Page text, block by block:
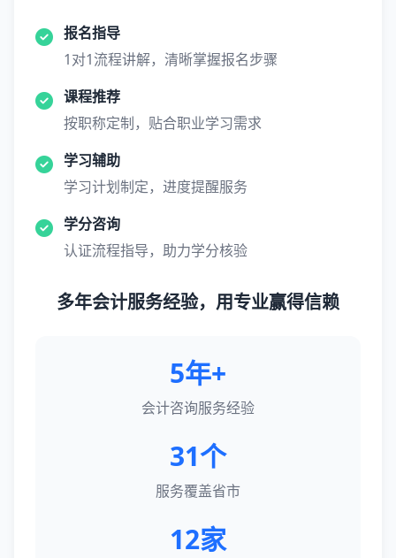
报名指导
1对1流程讲解，清晰掌握报名步骤
课程推荐
按职称定制，贴合职业学习需求
学习辅助
学习计划制定，进度提醒服务
学分咨询
认证流程指导，助力学分核验
多年会计服务经验，用专业赢得信赖
5年+
会计咨询服务经验
31个
服务覆盖省市
12家